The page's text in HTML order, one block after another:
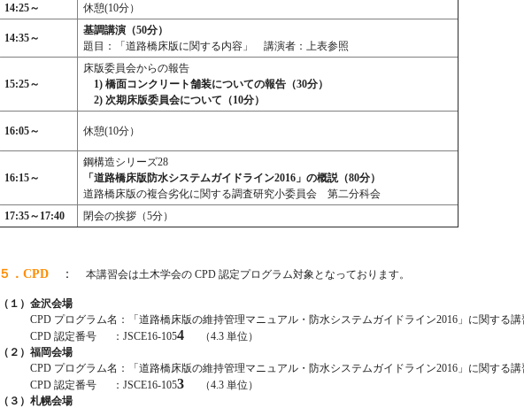
14:25～ 休憩(10分）
14:35～
基調講演（50分）
題目：「道路橋床版に関する内容」 講演者：上表参照
15:25～
床版委員会からの報告
1) 橋面コンクリート舗装についての報告（30分）
2) 次期床版委員会について（10分）
16:05～ 休憩(10分）
16:15～
鋼構造シリーズ28
「道路橋床版防水システムガイドライン2016 」の概説（80分）
道路橋床版の複合劣化に関する調査研究小委員会 第二分科会
17:35～17:40 閉会の挨拶（5分）
５．CPD ： 本講習会は土木学会の CPD 認定プログラム対象となっております。
（１）金沢会場
CPD プログラム名：「道路橋床版の維持管理マニュアル・防水システムガイドライン2016」に関する講
CPD 認定番号 ：JSCE16-1054 （4.3 単位）
（２）福岡会場
CPD プログラム名：「道路橋床版の維持管理マニュアル・防水システムガイドライン2016」に関する講
CPD 認定番号 ：JSCE16-1053 （4.3 単位）
（３）札幌会場